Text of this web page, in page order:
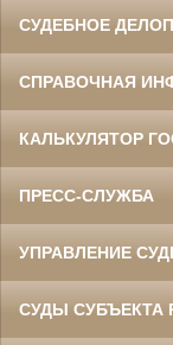
СУДЕБНОЕ
СПРАВОЧНАЯ
КАЛЬКУЛЯТОР
ПРЕСС-СЛУЖБА
УПРАВЛЕНИЕ
СУДЫ СУБЪЕКТА